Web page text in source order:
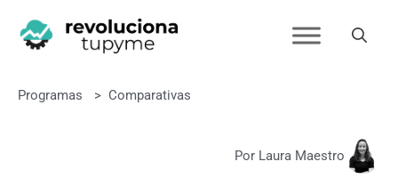
Programas > Comparativas
Por Laura Maestro